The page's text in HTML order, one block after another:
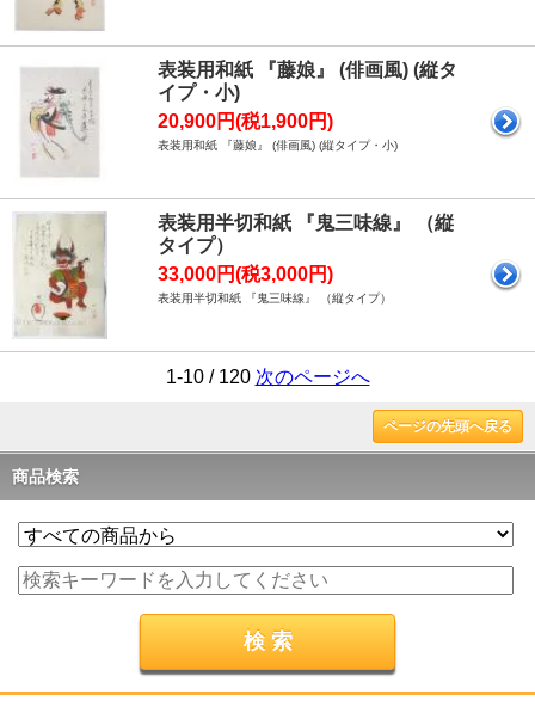
表装用和紙 『藤娘』 (俳画風) (縦タ
イプ・小)
20,900円(税1,900円)
表装用和紙 『藤娘』 (俳画風) (縦タイプ・小)
表装用半切和紙 『鬼三味線』 （縦
タイプ）
33,000円(税3,000円)
表装用半切和紙 『鬼三味線』 （縦タイプ）
1-10 / 120 次のページへ
ページの先頭へ戻る
商品検索